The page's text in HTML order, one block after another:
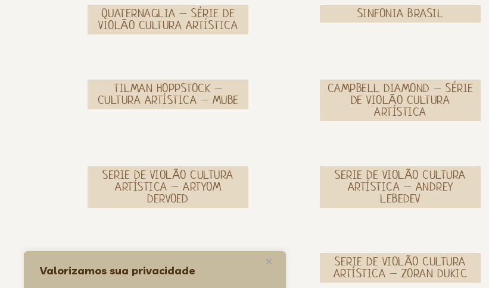
Valorizamos sua privacidade
QUATERNAGLIA – SÉRIE DE
VIOLÃO CULTURA ARTÍSTICA
SINFONIA BRASIL
TILMAN HOPPSTOCK –
CULTURA ARTÍSTICA – MUBE
CAMPBELL DIAMOND – SÉRIE
DE VIOLÃO CULTURA
ARTÍSTICA
SERIE DE VIOLÃO CULTURA
ARTÍSTICA – ARTYOM
DERVOED
SERIE DE VIOLÃO CULTURA
ARTÍSTICA – ANDREY
LEBEDEV
ARTÍSTICA – PAULO
SERIE DE VIOLÃO CULTURA
ARTÍSTICA – ZORAN DUKIC